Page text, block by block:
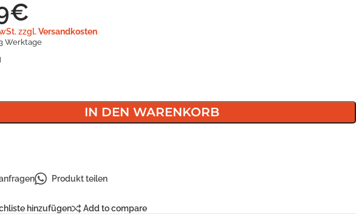
€
zzgl. Versandkosten
Werktage
IN DEN WARENKORB
Produkt teilen
hinzufügen Add to compare